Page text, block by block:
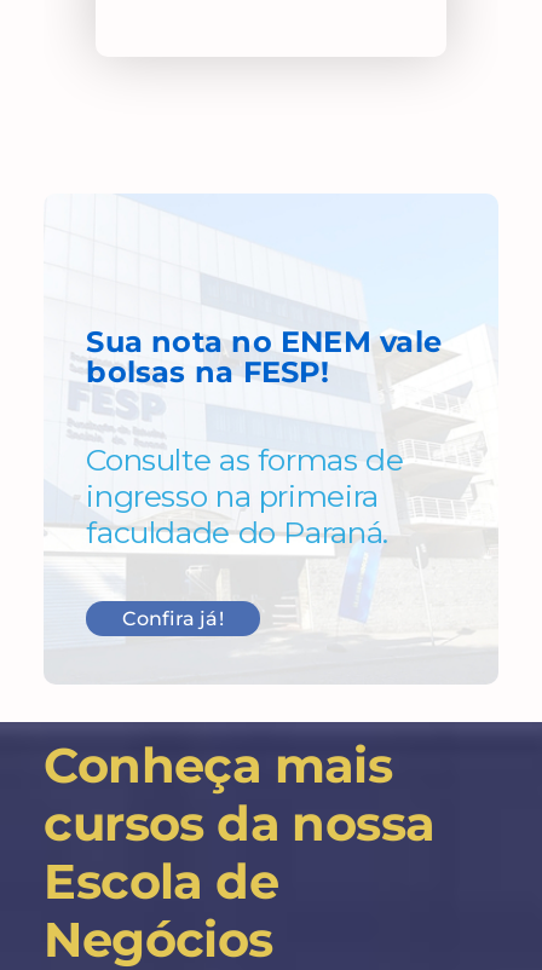
Sua nota no ENEMvale
bolsas na FESP!
Consulte as formas de
ingresso na primeira
faculdade do Paraná.
Confira já!
Conheça mais
cursos da nossa
Escola de
Negócios